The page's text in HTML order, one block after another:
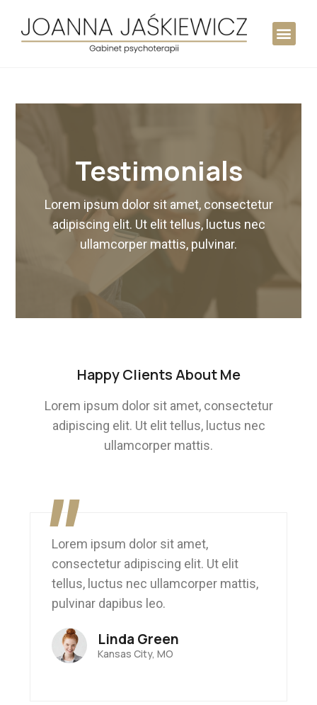
Testimonials
Lorem ipsum dolor sit amet, consectetur
adipiscing elit. Ut elit tellus, luctus nec
ullamcorper mattis, pulvinar.
Happy Clients About Me
Lorem ipsum dolor sit amet, consectetur
adipiscing elit. Ut elit tellus, luctus nec
ullamcorper mattis.
Lorem ipsum dolor sit amet,
consectetur adipiscing elit. Ut elit
tellus, luctus nec ullamcorper mattis,
pulvinar dapibus leo.
Linda Green
Kansas City, MO
"